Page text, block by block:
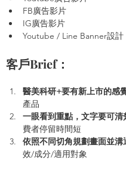
FB廣告影片
IG廣告影片
Youtube / Line Banner設計
客戶Brief：
醫美科研+要有新上市的感
產品
一眼看到重點，文字要可清
費者停留時間短
依照不同切角規劃畫面並
效/成分/適用對象